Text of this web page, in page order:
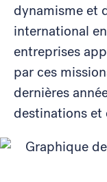
dynamisme et
international
entreprises
par ces
dernières
destinations et